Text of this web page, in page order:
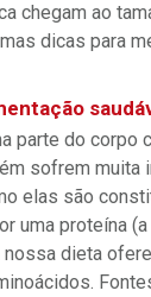
chegam ao
dicas para
parte do corpo
sofrem muita
elas são
uma proteína
nossa dieta